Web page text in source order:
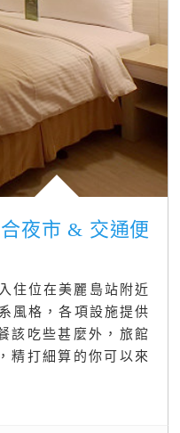
夜市 & 交通便
住位在美麗島站附近
風格，各項設施提供
該吃些甚麼外，旅館
精打細算的你可以來